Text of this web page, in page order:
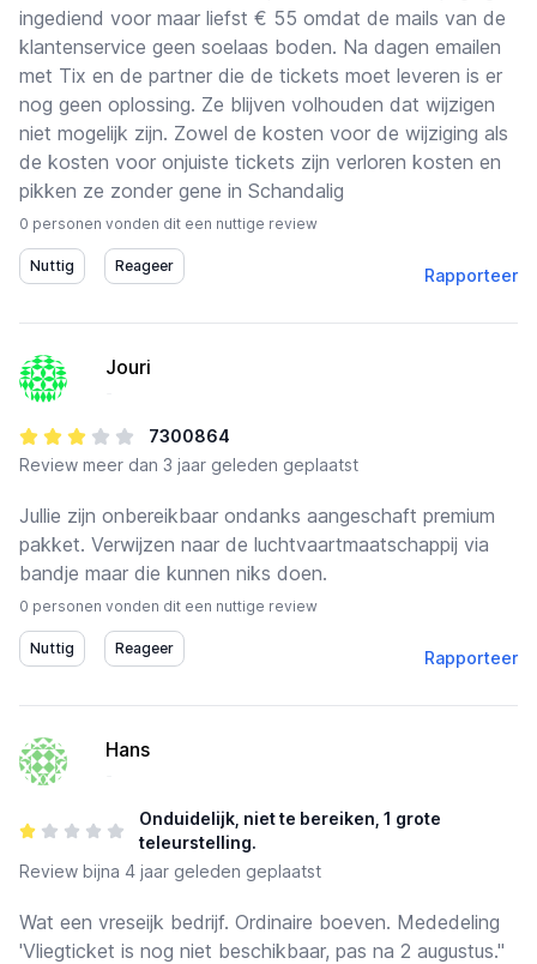
ingediend voor maar liefst € 55 omdat de mails van de
klantenservice geen soelaas boden. Na dagen emailen
met Tix en de partner die de tickets moet leveren is er
nog geen oplossing. Ze blijven volhouden dat wijzigen
niet mogelijk zijn. Zowel de kosten voor de wijziging als
de kosten voor onjuiste tickets zijn verloren kosten en
pikken ze zonder gene in Schandalig
0 personen vonden dit een nuttige review
Rapporteer
Jouri
7300864
Review meer dan 3 jaar geleden geplaatst
Jullie zijn onbereikbaar ondanks aangeschaft premium
pakket. Verwijzen naar de luchtvaartmaatschappij via
bandje maar die kunnen niks doen.
0 personen vonden dit een nuttige review
Rapporteer
Hans
Onduidelijk, niet te bereiken, 1 grote
teleurstelling.
Review bijna 4 jaar geleden geplaatst
Wat een vreseijk bedrijf. Ordinaire boeven. Mededeling
'Vliegticket is nog niet beschikbaar, pas na 2 augustus."